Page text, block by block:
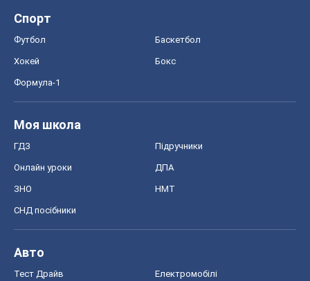
Спорт
Футбол Баскетбол
Хокей Бокс
Формула-1
Моя школа
ГДЗ Підручники
Онлайн уроки ДПА
ЗНО НМТ
СНД посібники
Авто
Тест Драйв Електромобілі